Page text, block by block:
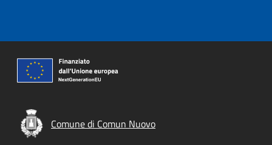
Comune di Comun Nuovo